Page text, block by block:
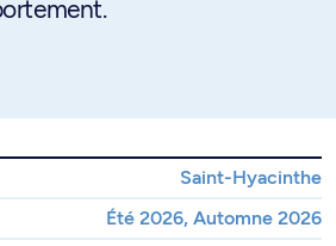
Saint-Hyacinthe
Été 2026, Automne 2026